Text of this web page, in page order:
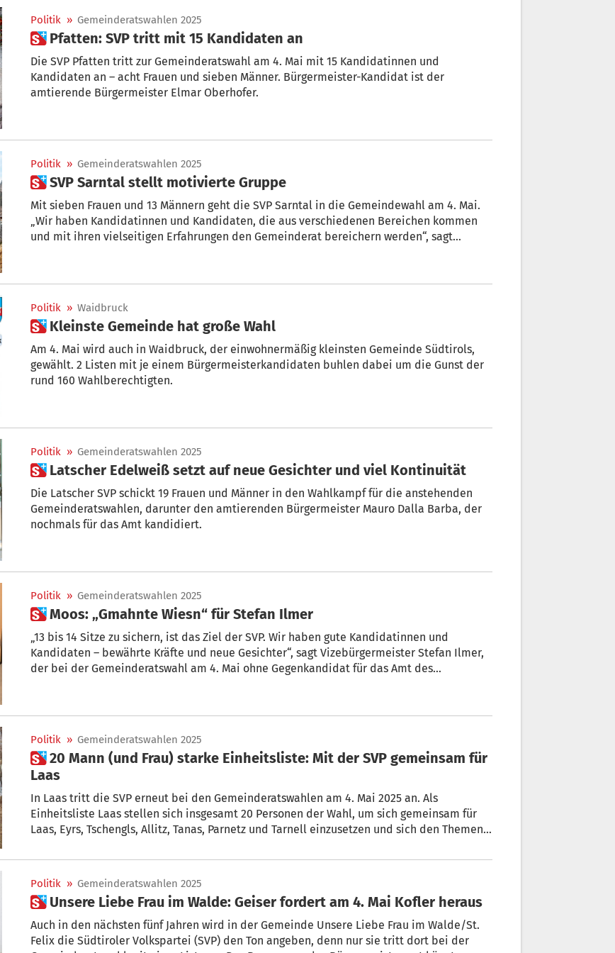
Politik » Gemeinderatswahlen 2025
 Pfatten: SVP tritt mit 15 Kandidaten an
Die SVP Pfatten tritt zur Gemeinderatswahl am 4. Mai mit 15 Kandidatinnen und
Kandidaten an – acht Frauen und sieben Männer. Bürgermeister-Kandidat ist der
amtierende Bürgermeister Elmar Oberhofer.
Politik » Gemeinderatswahlen 2025
 SVP Sarntal stellt motivierte Gruppe
Mit sieben Frauen und 13 Männern geht die SVP Sarntal in die Gemeindewahl am 4. Mai.
„Wir haben Kandidatinnen und Kandidaten, die aus verschiedenen Bereichen kommen
und mit ihren vielseitigen Erfahrungen den Gemeinderat bereichern werden“, sagt
Politik » Waidbruck
 Kleinste Gemeinde hat große Wahl
Am 4. Mai wird auch in Waidbruck, der einwohnermäßig kleinsten Gemeinde Südtirols,
gewählt. 2 Listen mit je einem Bürgermeisterkandidaten buhlen dabei um die Gunst der
rund 160 Wahlberechtigten.
Politik » Gemeinderatswahlen 2025
 Latscher Edelweiß setzt auf neue Gesichter und viel Kontinuität
Die Latscher SVP schickt 19 Frauen und Männer in den Wahlkampf für die anstehenden
Gemeinderatswahlen, darunter den amtierenden Bürgermeister Mauro Dalla Barba, der
nochmals für das Amt kandidiert.
Politik » Gemeinderatswahlen 2025
 Moos: „Gmahnte Wiesn“ für Stefan Ilmer
„13 bis 14 Sitze zu sichern, ist das Ziel der SVP. Wir haben gute Kandidatinnen und
Kandidaten – bewährte Kräfte und neue Gesichter“, sagt Vizebürgermeister Stefan Ilmer,
der bei der Gemeinderatswahl am 4. Mai ohne Gegenkandidat für das Amt des
Politik » Gemeinderatswahlen 2025
 20 Mann (und Frau) starke Einheitsliste: Mit der SVP gemeinsam für
Laas
In Laas tritt die SVP erneut bei den Gemeinderatswahlen am 4. Mai 2025 an. Als
Einheitsliste Laas stellen sich insgesamt 20 Personen der Wahl, um sich gemeinsam für
Laas, Eyrs, Tschengls, Allitz, Tanas, Parnetz und Tarnell einzusetzen und sich den Themen
Politik » Gemeinderatswahlen 2025
 Unsere Liebe Frau im Walde: Geiser fordert am 4. Mai Kofler heraus
Auch in den nächsten fünf Jahren wird in der Gemeinde Unsere Liebe Frau im Walde/St.
Felix die Südtiroler Volkspartei (SVP) den Ton angeben, denn nur sie tritt dort bei der